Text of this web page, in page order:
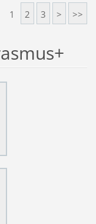
1 2 3 > >>